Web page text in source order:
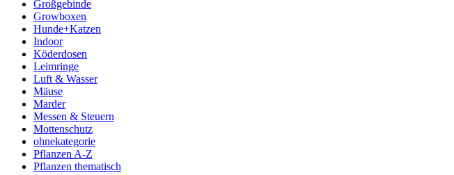
Großgebinde
Growboxen
Hunde+Katzen
Indoor
Köderdosen
Leimringe
Luft & Wasser
Mäuse
Marder
Messen & Steuern
Mottenschutz
ohnekategorie
Pflanzen A-Z
Pflanzen thematisch